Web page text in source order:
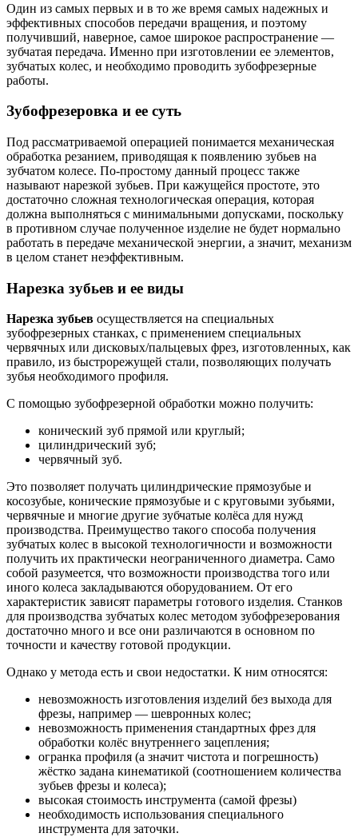
Один из самых первых и в то же время самых надежных и
эффективных способов передачи вращения, и поэтому
получивший, наверное, самое широкое распространение —
зубчатая передача. Именно при изготовлении ее элементов,
зубчатых колес, и необходимо проводить зубофрезерные
работы.
Зубофрезеровка и ее суть
Под рассматриваемой операцией понимается механическая
обработка резанием, приводящая к появлению зубьев на
зубчатом колесе. По-простому данный процесс также
называют нарезкой зубьев. При кажущейся простоте, это
достаточно сложная технологическая операция, которая
должна выполняться с минимальными допусками, поскольку
в противном случае полученное изделие не будет нормально
работать в передаче механической энергии, а значит, механизм
в целом станет неэффективным.
Нарезка зубьев и ее виды
Нарезка зубьев осуществляется на специальных
зубофрезерных станках, с применением специальных
червячных или дисковых/пальцевых фрез, изготовленных, как
правило, из быстрорежущей стали, позволяющих получать
зубья необходимого профиля.
С помощью зубофрезерной обработки можно получить:
конический зуб прямой или круглый;
цилиндрический зуб;
червячный зуб.
Это позволяет получать цилиндрические прямозубые и
косозубые, конические прямозубые и с круговыми зубьями,
червячные и многие другие зубчатые колёса для нужд
производства. Преимущество такого способа получения
зубчатых колес в высокой технологичности и возможности
получить их практически неограниченного диаметра. Само
собой разумеется, что возможности производства того или
иного колеса закладываются оборудованием. От его
характеристик зависят параметры готового изделия. Станков
для производства зубчатых колес методом зубофрезерования
достаточно много и все они различаются в основном по
точности и качеству готовой продукции.
Однако у метода есть и свои недостатки. К ним относятся:
невозможность изготовления изделий без выхода для
фрезы, например — шевронных колес;
невозможность применения стандартных фрез для
обработки колёс внутреннего зацепления;
огранка профиля (а значит чистота и погрешность)
жёстко задана кинематикой (соотношением количества
зубьев фрезы и колеса);
высокая стоимость инструмента (самой фрезы)
необходимость использования специального
инструмента для заточки.